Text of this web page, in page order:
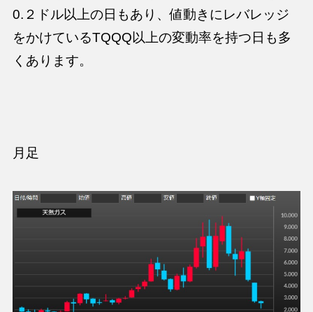
0.２ドル以上の日もあり、値動きにレバレッジ
をかけているTQQQ以上の変動率を持つ日も多
くあります。
月足